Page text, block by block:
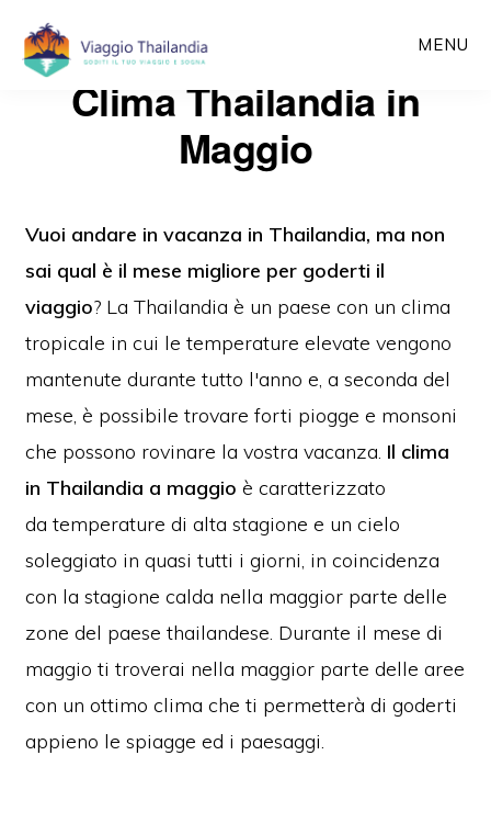
Passa
contenuto
MENU
Clima Thailandia in
Maggio
Vuoi andare in vacanza in Thailandia, ma non
sai qual è il mese migliore per goderti il
viaggio? La Thailandia è un paese con un clima
tropicale in cui le temperature elevate vengono
mantenute durante tutto l'anno e, a seconda del
mese, è possibile trovare forti piogge e monsoni
che possono rovinare la vostra vacanza. Il clima
in Thailandia a maggio è caratterizzato
datemperature di alta stagione e un cielo
soleggiato in quasi tutti i giorni, in coincidenza
con la stagione calda nella maggior parte delle
zone del paese thailandese. Durante il mese di
maggio ti troverai nella maggior parte delle aree
con un ottimo clima che ti permetterà di goderti
appieno le spiagge ed i paesaggi.